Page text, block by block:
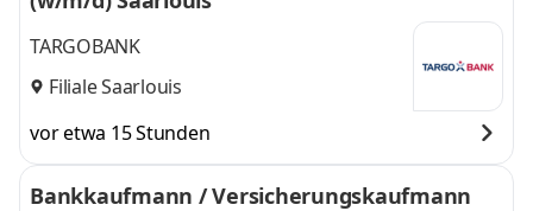
TARGOBANK
Filiale Saarlouis
vor etwa 15 Stunden
Bankkaufmann / Versicherungskaufmann